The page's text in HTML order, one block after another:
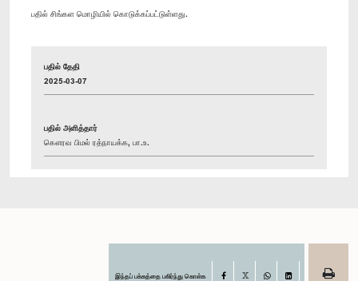
பதில் சிங்கள மொழியில் கொடுக்கப்பட்டுள்ளது.
பதில் தேதி
2025-03-07
பதில் அளித்தார்
கௌரவ பிமல் ரத்நாயக்க, பா.உ.
இந்தப் பக்கத்தை பகிர்ந்து கொள்க Facebook